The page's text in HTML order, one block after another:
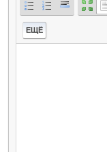
ЕЩЁ